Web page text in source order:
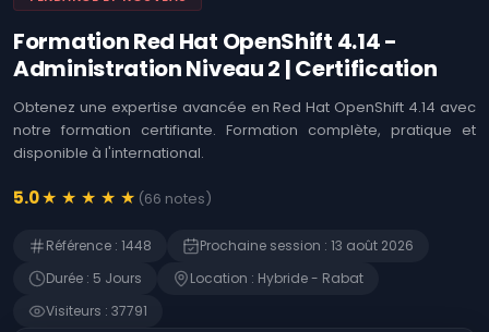
Coaching
Agile &
Ateliers
MOA ,
Business
Analysis
Développement
Gestion
risques
opportunités offertes
par l'Intelligence
Artificielle (IA)
Immersion en IA :
Techniques et Usages
opportunités de
Artificielle (IA)
Formation Red Hat OpenShift 4.14 -
Administration Niveau 2 | Certification
Obtenez une expertise avancée en Red Hat OpenShift 4.14 avec
notre formation certifiante. Formation complète, pratique et
disponible à l'international.
5.0★ ★ ★ ★ ★ (66 notes)
Référence : 1448 Prochaine session : 13 août 2026
Durée : 5 Jours Location : Hybride - Rabat
Visiteurs : 37791